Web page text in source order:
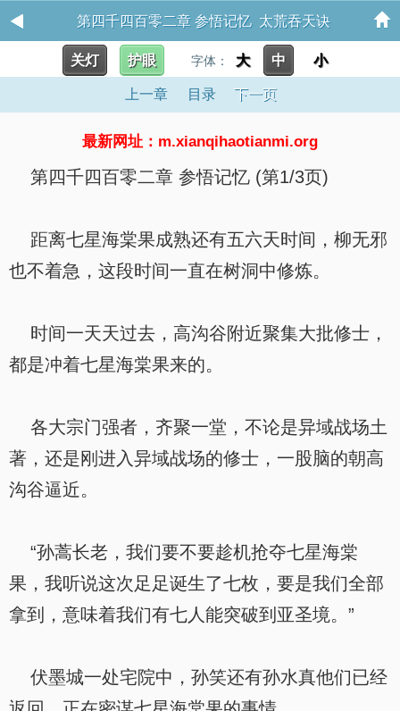
第四千四百零二章 参悟记忆 太荒吞天诀
关灯 护眼 字体： 大 中 小
上一章 目录 下一页
最新网址：m.xianqihaotianmi.org
第四千四百零二章 参悟记忆 (第1/3页)
距离七星海棠果成熟还有五六天时间，柳无邪
也不着急，这段时间一直在树洞中修炼。
时间一天天过去，高沟谷附近聚集大批修士，
都是冲着七星海棠果来的。
各大宗门强者，齐聚一堂，不论是异域战场土
著，还是刚进入异域战场的修士，一股脑的朝高
沟谷逼近。
“孙蒿长老，我们要不要趁机抢夺七星海棠
果，我听说这次足足诞生了七枚，要是我们全部
拿到，意味着我们有七人能突破到亚圣境。”
伏墨城一处宅院中，孙笑还有孙水真他们已经